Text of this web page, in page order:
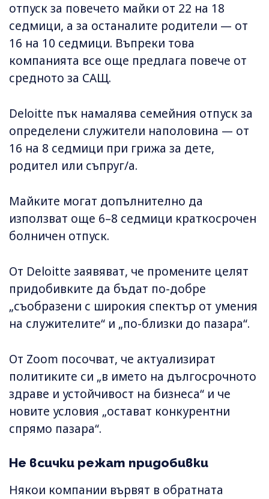
отпуск за повечето майки от 22 на 18
седмици, а за останалите родители — от
16 на 10 седмици. Въпреки това
компанията все още предлага повече от
средното за САЩ.
Deloitte пък намалява семейния отпуск за
определени служители наполовина — от
16 на 8 седмици при грижа за дете,
родител или съпруг/а.
Майките могат допълнително да
използват още 6–8 седмици краткосрочен
болничен отпуск.
От Deloitte заявяват, че промените целят
придобивките да бъдат по-добре
„съобразени с широкия спектър от умения
на служителите“ и „по-близки до пазара“.
От Zoom посочват, че актуализират
политиките си „в името на дългосрочното
здраве и устойчивост на бизнеса“ и че
новите условия „остават конкурентни
спрямо пазара“.
Не всички режат придобивки
Някои компании вървят в обратната